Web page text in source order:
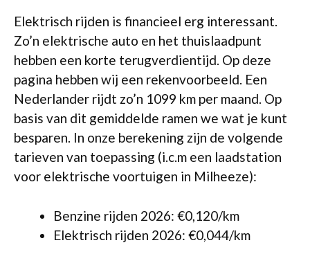
Elektrisch rijden is financieel erg interessant.
Zo’n elektrische auto en het thuislaadpunt
hebben een korte terugverdientijd. Op deze
pagina hebben wij een rekenvoorbeeld. Een
Nederlander rijdt zo’n 1099 km per maand. Op
basis van dit gemiddelde ramen we wat je kunt
besparen. In onze berekening zijn de volgende
tarieven van toepassing (i.c.m een laadstation
voor elektrische voortuigen in Milheeze):
Benzine rijden 2026: €0,120/km
Elektrisch rijden 2026: €0,044/km